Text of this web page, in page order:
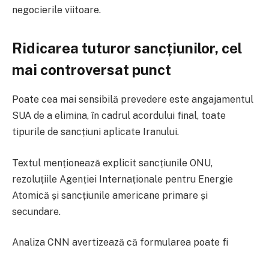
negocierile viitoare.
Ridicarea tuturor sancțiunilor, cel
mai controversat punct
Poate cea mai sensibilă prevedere este angajamentul
SUA de a elimina, în cadrul acordului final, toate
tipurile de sancțiuni aplicate Iranului.
Textul menționează explicit sancțiunile ONU,
rezoluțiile Agenției Internaționale pentru Energie
Atomică și sancțiunile americane primare și
secundare.
Analiza CNN avertizează că formularea poate fi